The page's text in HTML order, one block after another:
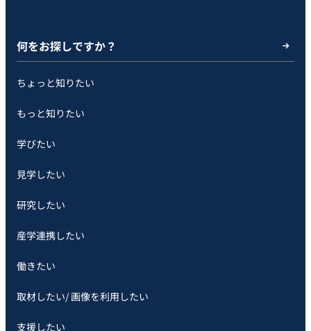
何をお探しですか？
ちょっと知りたい
もっと知りたい
学びたい
見学したい
研究したい
産学連携したい
働きたい
取材したい/ 画像を利用したい
支援したい